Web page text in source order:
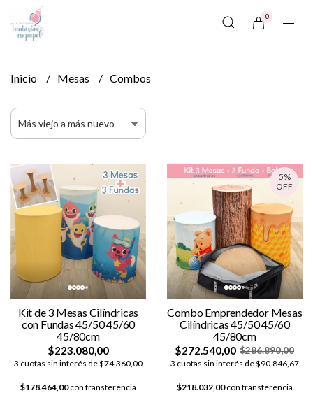
0
Inicio Mesas Combos
Kit de 3 Mesas Cilíndricas
con Fundas 45/50 45/60
45/80cm
$223.080,00
3 cuotas sin interés de $74.360,00
$178.464,00con transferencia
5%
OFF
Combo Emprendedor Mesas
Cilíndricas 45/50 45/60
45/80cm
$272.540,00 $286.890,00
3 cuotas sin interés de $90.846,67
$218.032,00con transferencia